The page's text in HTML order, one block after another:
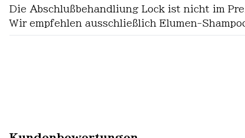
Die Abschlußbehandliung Lock ist nicht im
Wir empfehlen ausschließlich Elumen-